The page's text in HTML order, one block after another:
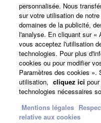
France - French
Professionnel
personnalisée. Nous
sur votre utilisation de
domaines de la publicité,
l'analyse. En cliquant sur «
vous acceptez l'utilisation
technologies. Pour plus
cookies ou pour modifier
Paramètres des cookies
utilisation, cliquez ici
technologies nécessaires
Mentions légales
relative aux cookies